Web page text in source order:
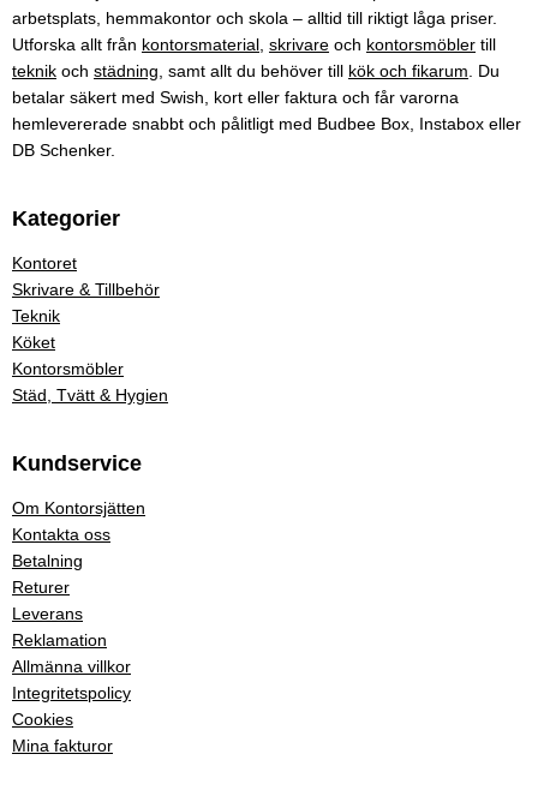
arbetsplats, hemmakontor och skola – alltid till riktigt låga priser.
Utforska allt från kontorsmaterial skrivare och kontorsmöbler till
teknik och städning , samt allt du behöver till kök och fikarum . Du
betalar säkert med Swish, kort eller faktura och får varorna
hemlevererade snabbt och pålitligt med Budbee Box, Instabox eller
DB Schenker.
Kategorier
Kontoret
Skrivare & Tillbehör
Teknik
Köket
Kontorsmöbler
Städ, Tvätt & Hygien
Kundservice
Om Kontorsjätten
Kontakta oss
Betalning
Returer
Leverans
Reklamation
Allmänna villkor
Integritetspolicy
Cookies
Mina fakturor